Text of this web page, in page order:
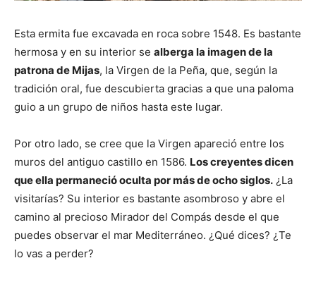
Esta ermita fue excavada en roca sobre 1548. Es bastante
hermosa y en su interior se alberga la imagen de la
patrona de Mijas, la Virgen de la Peña, que, según la
tradición oral, fue descubierta gracias a que una paloma
guio a un grupo de niños hasta este lugar.
Por otro lado, se cree que la Virgen apareció entre los
muros del antiguo castillo en 1586. Los creyentes dicen
que ella permaneció oculta por más de ocho siglos. ¿La
visitarías? Su interior es bastante asombroso y abre el
camino al precioso Mirador del Compás desde el que
puedes observar el mar Mediterráneo. ¿Qué dices? ¿Te
lo vas a perder?